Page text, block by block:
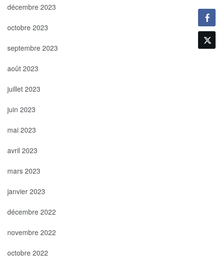
décembre 2023
octobre 2023
septembre 2023
août 2023
juillet 2023
juin 2023
mai 2023
avril 2023
mars 2023
janvier 2023
décembre 2022
novembre 2022
octobre 2022